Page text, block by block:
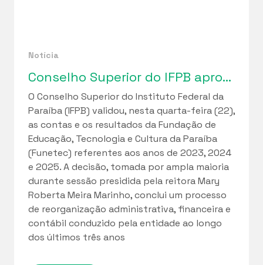
Notícia
Conselho Superior do IFPB aprova relatórios de gestão da Funetec e ciclo de regularização fiscal iniciado em 2023
O Conselho Superior do Instituto Federal da
Paraíba (IFPB) validou, nesta quarta-feira (22),
as contas e os resultados da Fundação de
Educação, Tecnologia e Cultura da Paraíba
(Funetec) referentes aos anos de 2023, 2024
e 2025. A decisão, tomada por ampla maioria
durante sessão presidida pela reitora Mary
Roberta Meira Marinho, conclui um processo
de reorganização administrativa, financeira e
contábil conduzido pela entidade ao longo
dos últimos três anos